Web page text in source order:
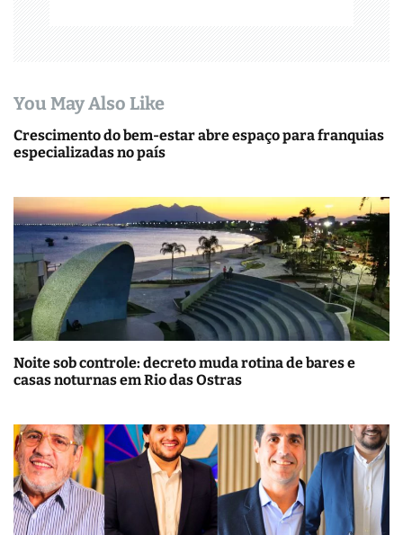
You May Also Like
Crescimento do bem-estar abre espaço para franquias
especializadas no país
Noite sob controle: decreto muda rotina de bares e
casas noturnas em Rio das Ostras